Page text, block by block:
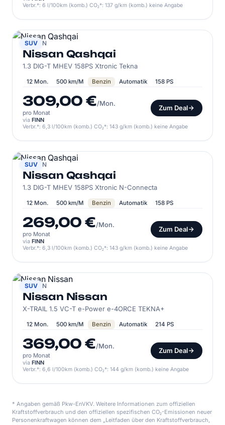
Verbr.*: 6 l/100km (komb.) CO₂*: 137 g/km (komb.) keine Angabe
SUV
NISSAN
Nissan Qashqai
1.3 DIG-T MHEV 158PS Xtronic Tekna
12 Mon. 500 km/M Benzin Automatik 158 PS
309,00 €/Mon.
pro Monat
Zum Deal
via FINN
Verbr.*: 6,3 l/100km (komb.) CO₂*: 143 g/km (komb.) keine Angabe
SUV
NISSAN
Nissan Qashqai
1.3 DIG-T MHEV 158PS Xtronic N-Connecta
12 Mon. 500 km/M Benzin Automatik 158 PS
269,00 €/Mon.
pro Monat
Zum Deal
via FINN
Verbr.*: 6,3 l/100km (komb.) CO₂*: 143 g/km (komb.) keine Angabe
SUV
NISSAN
Nissan Nissan
X-TRAIL 1.5 VC-T e-Power e-4ORCE TEKNA+
12 Mon. 500 km/M Benzin Automatik 214 PS
369,00 €/Mon.
pro Monat
Zum Deal
via FINN
Verbr.*: 6,6 l/100km (komb.) CO₂*: 144 g/km (komb.) keine Angabe
* Angaben gemäß Pkw-EnVKV. Weitere Informationen zum offiziellen
Kraftstoffverbrauch und den offiziellen spezifischen CO₂-Emissionen neuer
Personenkraftwagen können dem „Leitfaden über den Kraftstoffverbrauch,